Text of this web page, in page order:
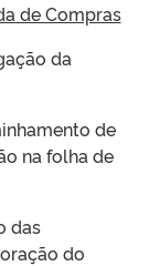
de Compras
da
de
na folha de
das
do